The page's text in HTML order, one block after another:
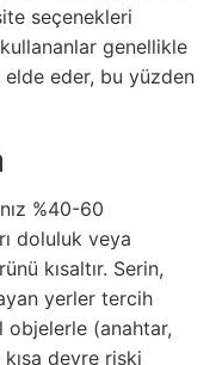
seçenekleri
genellikle
eder, bu yüzden
%40-60
doluluk veya
kısaltır. Serin,
yerler tercih
objelerle (anahtar,
devre riski